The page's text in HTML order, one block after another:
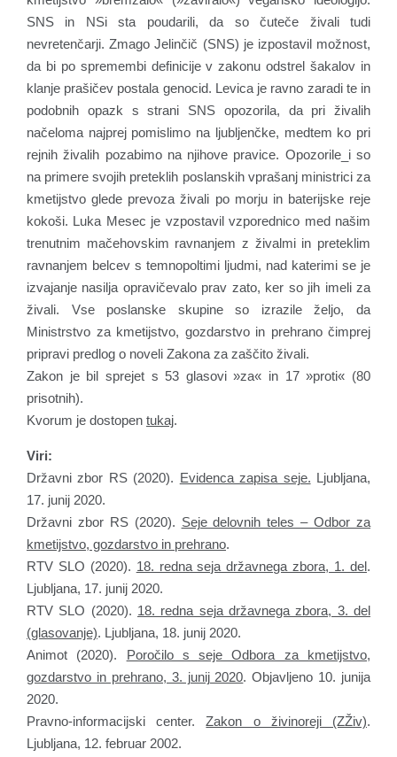
SNS in NSi sta poudarili, da so čuteče živali tudi
nevretenčarji. Zmago Jelinčič (SNS) je izpostavil možnost,
da bi po spremembi definicije v zakonu odstrel šakalov in
klanje prašičev postala genocid. Levica je ravno zaradi te in
podobnih opazk s strani SNS opozorila, da pri živalih
načeloma najprej pomislimo na ljubljenčke, medtem ko pri
rejnih živalih pozabimo na njihove pravice. Opozorile_i so
na primere svojih preteklih poslanskih vprašanj ministrici za
kmetijstvo glede prevoza živali po morju in baterijske reje
kokoši. Luka Mesec je vzpostavil vzporednico med našim
trenutnim mačehovskim ravnanjem z živalmi in preteklim
ravnanjem belcev s temnopoltimi ljudmi, nad katerimi se je
izvajanje nasilja opravičevalo prav zato, ker so jih imeli za
živali. Vse poslanske skupine so izrazile željo, da
Ministrstvo za kmetijstvo, gozdarstvo in prehrano čimprej
pripravi predlog o noveli Zakona za zaščito živali.
Zakon je bil sprejet s 53 glasovi »za« in 17 »proti« (80
prisotnih).
Kvorum je dostopen tukaj.
Viri:
Državni zbor RS (2020). Evidenca zapisa seje. Ljubljana,
17. junij 2020.
Državni zbor RS (2020). Seje delovnih teles – Odbor za
kmetijstvo, gozdarstvo in prehrano.
RTV SLO (2020). 18. redna seja državnega zbora, 1. del.
Ljubljana, 17. junij 2020.
RTV SLO (2020). 18. redna seja državnega zbora, 3. del
(glasovanje). Ljubljana, 18. junij 2020.
Animot (2020). Poročilo s seje Odbora za kmetijstvo,
gozdarstvo in prehrano, 3. junij 2020. Objavljeno 10. junija
2020.
Pravno-informacijski center.Zakon o živinoreji (ZŽiv).
Ljubljana, 12. februar 2002.